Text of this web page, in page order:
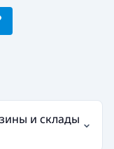
и склады